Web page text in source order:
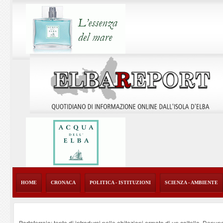
HOME CRONACA POLITICA - ISTITUZIONI SCIENZA - AMBIENTE